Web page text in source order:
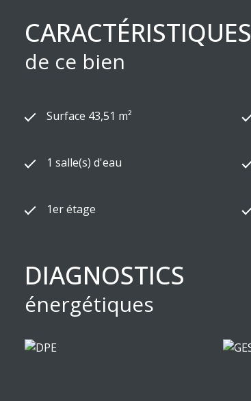
CARACTÉRISTIQUES
de ce bien
Surface 43,51 m²
1 salle(s) d'eau
1er étage
DIAGNOSTICS
énergétiques